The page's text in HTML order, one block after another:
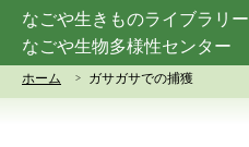
なごや生きものライブラリー
なごや生物多様性センター
ホーム ガサガサでの捕獲